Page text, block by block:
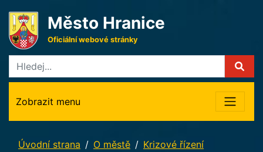
Město Hranice
Oficiální webové stránky
Zobrazit menu
Úvodní strana O městě
Krizové řízení